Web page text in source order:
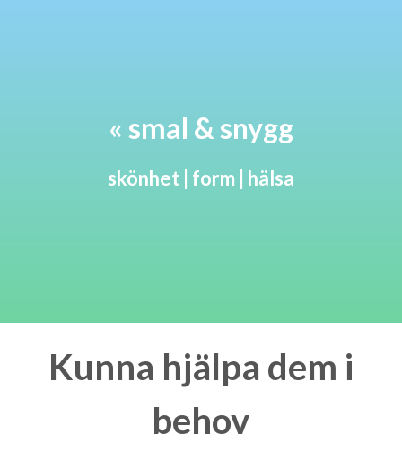
« smal & snygg
skönhet | form | hälsa
Kunna hjälpa dem i
behov